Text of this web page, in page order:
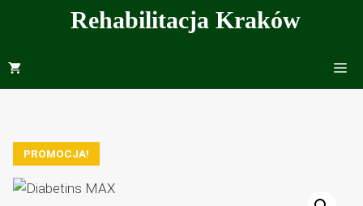
Rehabilitacja Kraków
PROMOCJA!